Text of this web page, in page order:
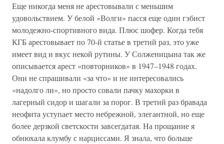
Еще никогда меня не арестовывали с меньшим
удовольствием. У белой «Волги» пасся еще один гэбист
молодежно-спортивного вида. Плюс шофер. Когда тебя
КГБ арестовывает по 70-й статье в третий раз, это уже
имеет вид и вкус некой рутины. У Солженицына так же
описывается арест «повторников» в 1947–1948 годах.
Они не спрашивали «за что» и не интересовались
«надолго ли», но просто совали пачку махорки в
лагерный сидор и шагали за порог. В третий раз бравада
неофита уступает место небрежной, элегантной, но еще
более дерзкой светскости завсегдатая. На прощание я
обнюхала клумбу с нарциссами. Я знала, что больше